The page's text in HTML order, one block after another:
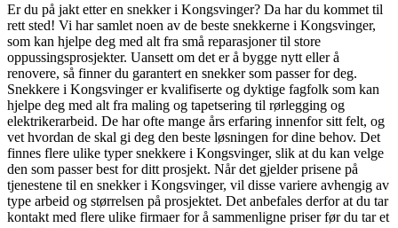
Er du på jakt etter en snekker i Kongsvinger? Da har du kommet til
rett sted! Vi har samlet noen av de beste snekkerne i Kongsvinger,
som kan hjelpe deg med alt fra små reparasjoner til store
oppussingsprosjekter. Uansett om det er å bygge nytt eller å
renovere, så finner du garantert en snekker som passer for deg.
Snekkere i Kongsvinger er kvalifiserte og dyktige fagfolk som kan
hjelpe deg med alt fra maling og tapetsering til rørlegging og
elektrikerarbeid. De har ofte mange års erfaring innenfor sitt felt, og
vet hvordan de skal gi deg den beste løsningen for dine behov. Det
finnes flere ulike typer snekkere i Kongsvinger, slik at du kan velge
den som passer best for ditt prosjekt. Når det gjelder prisene på
tjenestene til en snekker i Kongsvinger, vil disse variere avhengig av
type arbeid og størrelsen på prosjektet. Det anbefales derfor at du tar
kontakt med flere ulike firmaer for å sammenligne priser før du tar et